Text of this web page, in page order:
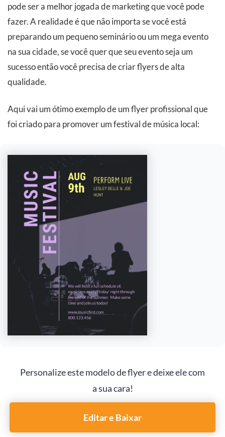
pode ser a melhor jogada de marketing que você pode
fazer. A realidade é que não importa se você está
preparando um pequeno seminário ou um mega evento
na sua cidade, se você quer que seu evento seja um
sucesso então você precisa de criar flyers de alta
qualidade.
Aqui vai um ótimo exemplo de um flyer profissional que
foi criado para promover um festival de música local:
Personalize este modelo de flyer e deixe ele com
a sua cara!
Editar e Baixar